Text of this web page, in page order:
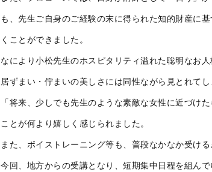
も、先生ご自身のご経験の末に得られた知的財産に
くことができました。
なにより小松先生のホスピタリティ溢れた聡明なお
居ずまい・佇まいの美しさには同性ながら見とれてし
「将来、少しでも先生のような素敵な女性に近づけ
ことが何より嬉しく感じられました。
また、ボイストレーニング等も、普段なかなか受け
今回、地方からの受講となり、短期集中日程を組ん